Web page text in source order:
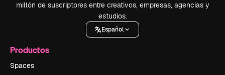
millón de suscriptores entre creativos, empresas, agencias y
estudios.
Español
Productos
Spaces